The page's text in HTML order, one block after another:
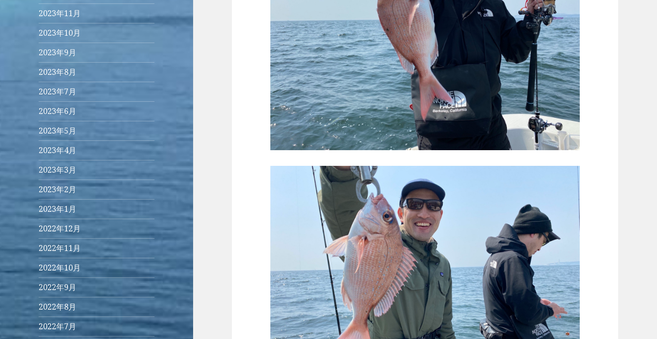
2023年11月
2023年10月
2023年9月
2023年8月
2023年7月
2023年6月
2023年5月
2023年4月
2023年3月
2023年2月
2023年1月
2022年12月
2022年11月
2022年10月
2022年9月
2022年8月
2022年7月